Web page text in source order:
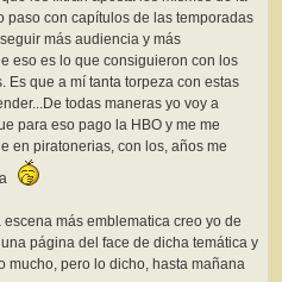
paso con capítulos de las temporadas
más audiencia y más
eso es lo que consiguieron con los
Es que a mí tanta torpeza con estas
todas maneras yo voy a
para eso pago la HBO y me me
en piratonerias, con los, años me
más emblematica creo yo de
página del face de dicha temática y
mucho, pero lo dicho, hasta mañana